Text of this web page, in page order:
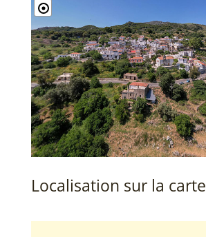
Localisation sur la carte